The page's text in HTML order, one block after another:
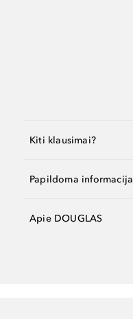
Kiti klausimai?
Papildoma informacija
Apie DOUGLAS